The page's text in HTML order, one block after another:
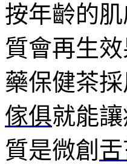
按年齡的
質會再生
藥保健茶
傢俱就能
質是微創